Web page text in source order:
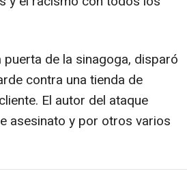
de la sinagoga, disparó
contra una tienda de
El autor del ataque
asesinato y por otros varios